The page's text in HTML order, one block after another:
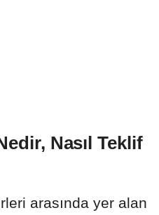
Nasıl Teklif
arasında yer alan